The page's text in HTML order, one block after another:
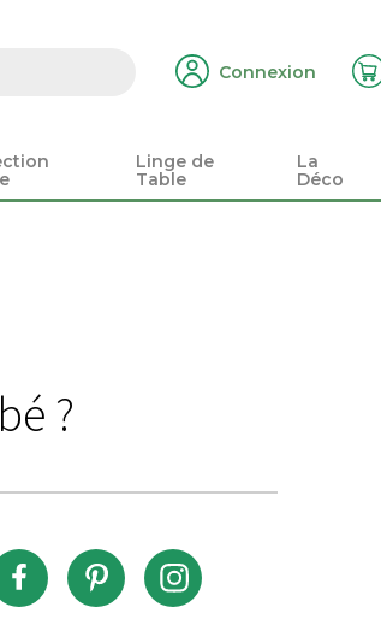
Connexion
Linge de
Table
La
Déco
?